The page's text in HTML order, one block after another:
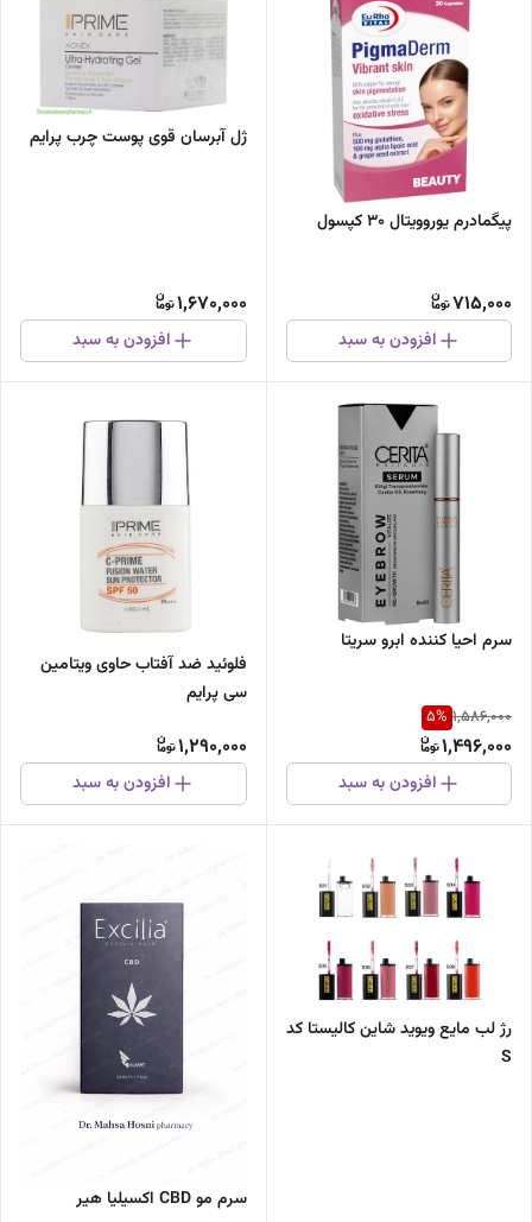
پیگمادرم یوروویتال 30 کپسول
715,000
افزودن به سبد
ژل آبرسان قوی پوست چرب پرایم
1,670,000
افزودن به سبد
سرم احیا کننده ابرو سریتا
1,586,000
5%
1,496,000
افزودن به سبد
فلوئید ضد آفتاب حاوی ویتامین
سی پرایم
1,290,000
افزودن به سبد
رژ لب مایع ویوید شاین کالیستا کد
S
سرم مو CBD اکسیلیا هیر